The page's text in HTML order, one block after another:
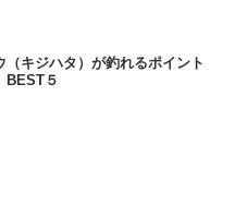
（キジハタ）が釣れるポイント
BEST５